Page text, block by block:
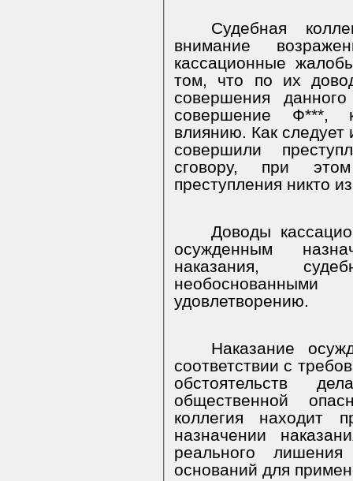
Судебная
внимание
кассационные
том, что по их
совершения
совершение Ф***,
влиянию. Как следует
совершили
сговору, при
преступления никто
Доводы
осужденным
наказания,
удовлетворению.
Наказание
соответствии с
обстоятельств
общественной
коллегия находит
назначении
реального
оснований для